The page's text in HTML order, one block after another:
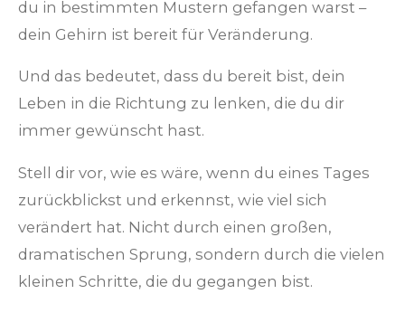
du in bestimmten Mustern gefangen warst –
dein Gehirn ist bereit für Veränderung.
Und das bedeutet, dass du bereit bist, dein
Leben in die Richtung zu lenken, die du dir
immer gewünscht hast.
Stell dir vor, wie es wäre, wenn du eines Tages
zurückblickst und erkennst, wie viel sich
verändert hat. Nicht durch einen großen,
dramatischen Sprung, sondern durch die vielen
kleinen Schritte, die du gegangen bist.